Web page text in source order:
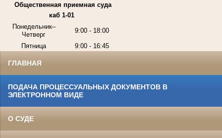
Общественная приемная суда
каб 1-01
Понедельник–
Четверг
9:00 - 18:00
Пятница 9:00 - 16:45
ГЛАВНАЯ
ПОДАЧА ПРОЦЕССУАЛЬНЫХ ДОКУМЕНТОВ В
ЭЛЕКТРОННОМ ВИДЕ
О СУДЕ